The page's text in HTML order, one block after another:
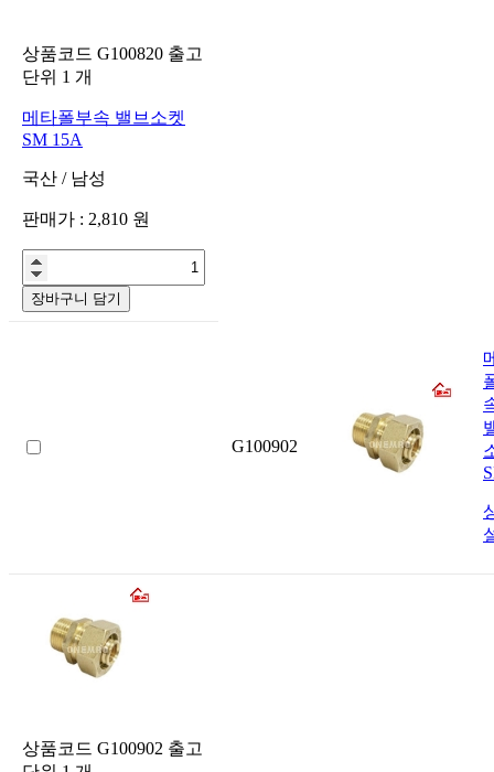
상품코드 G100820 출고
단위 1 개
메타폴부속 밸브소켓
SM 15A
국산 / 남성
판매가 : 2,810 원
장바구니 담기
G100902
상품코드 G100902 출고